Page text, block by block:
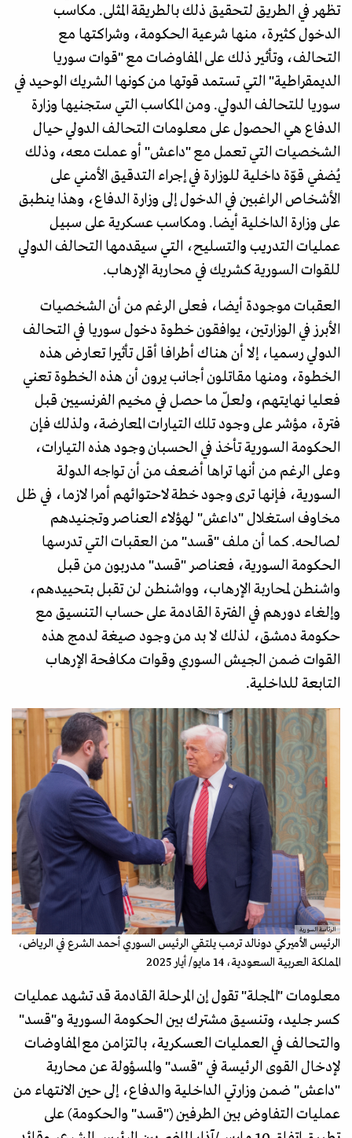
تظهر في الطريق لتحقيق ذلك بالطريقة المثلى. مكاسب
الدخول كثيرة، منها شرعية الحكومة، وشراكتها مع
التحالف، وتأثير ذلك على المفاوضات مع "قوات سوريا
الديمقراطية" التي تستمد قوتها من كونها الشريك الوحيد في
سوريا للتحالف الدولي. ومن المكاسب التي ستجنيها وزارة
الدفاع هي الحصول على معلومات التحالف الدولي حيال
الشخصيات التي تعمل مع "داعش" أو عملت معه، وذلك
يُضفي قوّة داخلية للوزارة في إجراء التدقيق الأمني على
الأشخاص الراغبين في الدخول إلى وزارة الدفاع، وهذا ينطبق
على وزارة الداخلية أيضا. ومكاسب عسكرية على سبيل
عمليات التدريب والتسليح، التي سيقدمها التحالف الدولي
للقوات السورية كشريك في محاربة الإرهاب.
العقبات موجودة أيضا، فعلى الرغم من أن الشخصيات
الأبرز في الوزارتين، يوافقون خطوة دخول سوريا في التحالف
الدولي رسميا، إلا أن هناك أطرافا أقل تأثيرا تعارض هذه
الخطوة، ومنها مقاتلون أجانب يرون أن هذه الخطوة تعني
فعليا نهايتهم، ولعلّ ما حصل في مخيم الفرنسيين قبل
فترة، مؤشر على وجود تلك التيارات المعارضة، ولذلك فإن
الحكومة السورية تأخذ في الحسبان وجود هذه التيارات،
وعلى الرغم من أنها تراها أضعف من أن تواجه الدولة
السورية، فإنها ترى وجود خطة لاحتوائهم أمرا لازما، في ظل
مخاوف استغلال "داعش" لهؤلاء العناصر وتجنيدهم
لصالحه. كما أن ملف "قسد" من العقبات التي تدرسها
الحكومة السورية، فعناصر "قسد" مدربون من قبل
واشنطن لمحاربة الإرهاب، وواشنطن لن تقبل بتحييدهم،
وإلغاء دورهم في الفترة القادمة على حساب التنسيق مع
حكومة دمشق، لذلك لا بد من وجود صيغة لدمج هذه
القوات ضمن الجيش السوري وقوات مكافحة الإرهاب
التابعة للداخلية.
الرئاسة السورية
الرئيس الأميركي دونالد ترمب يلتقي الرئيس السوري أحمد الشرع في الرياض،
المملكة العربية السعودية، 14 مايو/ أيار 2025
معلومات "المجلة" تقول إن المرحلة القادمة قد تشهد عمليات
كسر جليد، وتنسيق مشترك بين الحكومة السورية و"قسد"
والتحالف في العمليات العسكرية، بالتزامن مع المفاوضات
لإدخال القوى الرئيسة في "قسد" والمسؤولة عن محاربة
"داعش" ضمن وزارتي الداخلية والدفاع، إلى حين الانتهاء من
عمليات التفاوض بين الطرفين ("قسد" والحكومة) على